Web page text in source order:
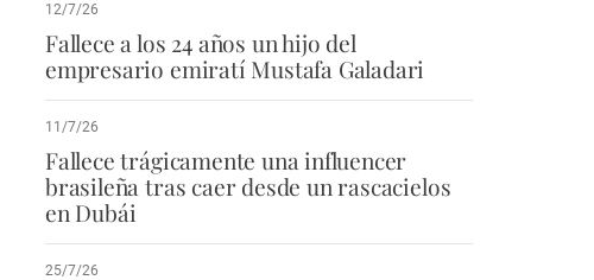
12/7/26
Fallece a los 24 años un hijo del
empresario emiratí Mustafa Galadari
11/7/26
Fallece trágicamente una influencer
brasileña tras caer desde un rascacielos
en Dubái
25/7/26